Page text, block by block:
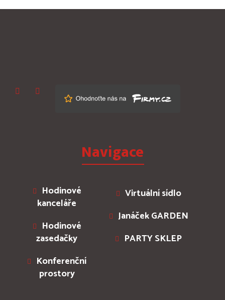
Navigace
Hodinové
kanceláře
Hodinové
zasedačky
Konferenční
prostory
Virtuální sídlo
Janáček GARDEN
PARTY SKLEP